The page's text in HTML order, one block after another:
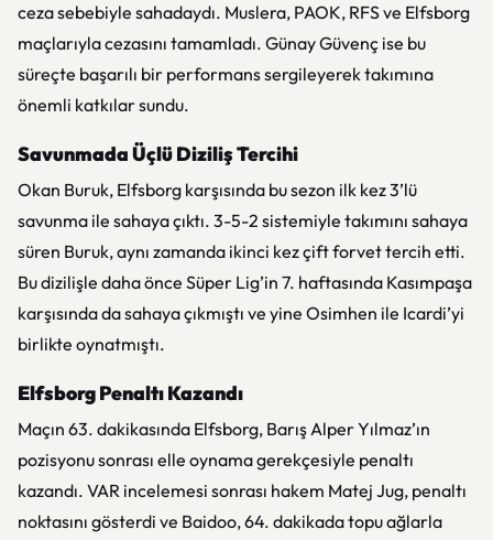
ceza sebebiyle sahadaydı. Muslera, PAOK, RFS ve Elfsborg
maçlarıyla cezasını tamamladı. Günay Güvenç ise bu
süreçte başarılı bir performans sergileyerek takımına
önemli katkılar sundu.
Savunmada Üçlü Diziliş Tercihi
Okan Buruk, Elfsborg karşısında bu sezon ilk kez 3’lü
savunma ile sahaya çıktı. 3-5-2 sistemiyle takımını sahaya
süren Buruk, aynı zamanda ikinci kez çift forvet tercih etti.
Bu dizilişle daha önce Süper Lig’in 7. haftasında Kasımpaşa
karşısında da sahaya çıkmıştı ve yine Osimhen ile Icardi’yi
birlikte oynatmıştı.
Elfsborg Penaltı Kazandı
Maçın 63. dakikasında Elfsborg, Barış Alper Yılmaz’ın
pozisyonu sonrası elle oynama gerekçesiyle penaltı
kazandı. VAR incelemesi sonrası hakem Matej Jug, penaltı
noktasını gösterdi ve Baidoo, 64. dakikada topu ağlarla